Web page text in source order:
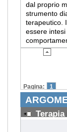
dal proprio
strumento
terapeutico.
essere
Pagina: 1